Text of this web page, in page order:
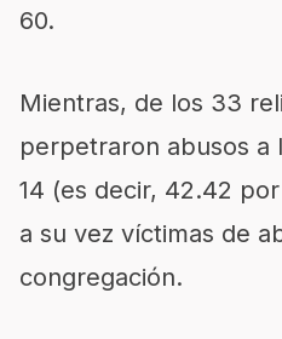
60.
Mientras, de los 33
perpetraron abusos a
14 (es decir, 42.42
a su vez víctimas de
congregación.